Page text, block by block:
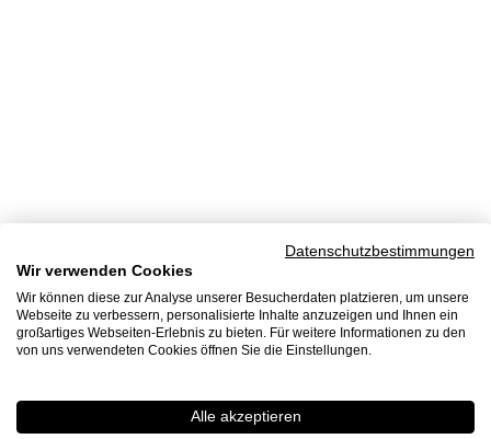
Datenschutzbestimmungen
Wir verwenden Cookies
Wir können diese zur Analyse unserer Besucherdaten platzieren, um unsere
Webseite zu verbessern, personalisierte Inhalte anzuzeigen und Ihnen ein
großartiges Webseiten-Erlebnis zu bieten. Für weitere Informationen zu den
von uns verwendeten Cookies öffnen Sie die Einstellungen.
Alle akzeptieren